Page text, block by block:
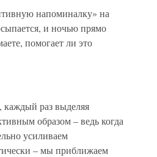
напоминалку» на
и ночью прямо
помогает ли это
каждый раз выделяя
образом – ведь когда
усиливаем
– мы приближаем